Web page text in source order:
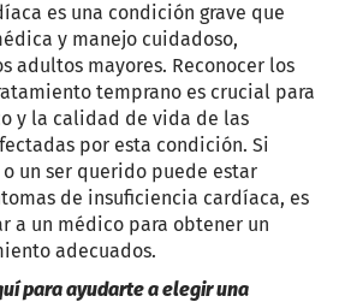
es una condición grave que
y manejo cuidadoso,
adultos mayores. Reconocer los
temprano es crucial para
y la calidad de vida de las
por esta condición. Si
un ser querido puede estar
de insuficiencia cardíaca, es
a un médico para obtener un
adecuados.
para ayudarte a elegir una